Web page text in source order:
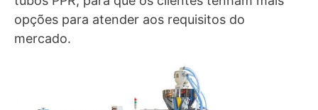
opções para atender aos requisitos do
mercado.